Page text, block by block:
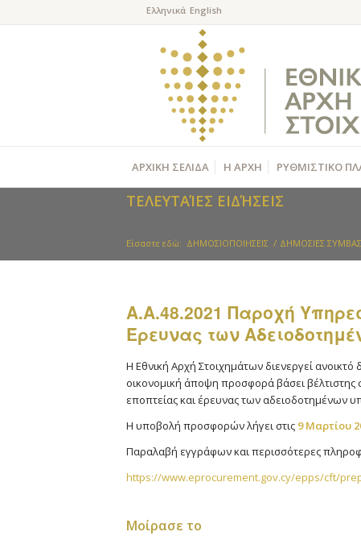
ΑΡΧΙΚΗ ΣΕΛΙΔΑ Η ΑΡΧΗ ΡΥΘΜΙΣΤΙΚΟ
ΤΕΛΕΥΤΑΊΕΣ ΕΙΔΉΣΕΙΣ
Είσαστε εδώ: ΔΗΜΟΣΙΟΠΟΙΗΣΕΙΣ / ΔΗΜΟΣΙΕΣ
Α.Α.48.2021 Παροχή
Έρευνας των
Η Εθνική Αρχή Στοιχημάτων διενεργεί
οικονομική άποψη προσφορά βάσει βέλτιστης
εποπτείας και έρευνας των αδειοδοτημένων
Η υποβολή προσφορών λήγει στις 9 Μαρτίου
Παραλαβή εγγράφων και περισσότερες
https://www.eprocurement.gov.cy/epps/cft/
Μοίρασε το